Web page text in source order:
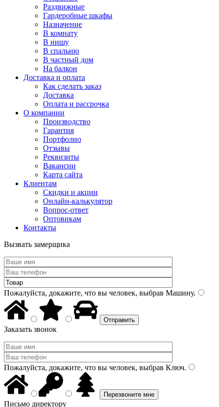
Раздвижные
Гардеробные шкафы
Назначение
В комнату
В нишу
В спальню
В частный дом
На балкон
Доставка и оплата
Как сделать заказ
Доставка
Оплата и рассрочка
О компании
Производство
Гарантия
Портфолио
Отзывы
Реквизиты
Вакансии
Карта сайта
Клиентам
Скидки и акции
Онлайн-калькулятор
Вопрос-ответ
Оптовикам
Контакты
Вызвать замерщика
Пожалуйста, докажите, что вы человек, выбрав Машину.
Заказать звонок
Пожалуйста, докажите, что вы человек, выбрав Ключ.
Письмо директору